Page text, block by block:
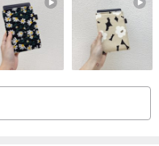
略有变色。使用后，请用柔
无日照的阴凉处，例如密
态。